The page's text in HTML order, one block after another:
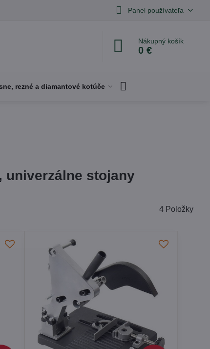
Panel používateľa
Nákupný košík
0 €
rezné a diamantové kotúče
univerzálne stojany
4 Položky